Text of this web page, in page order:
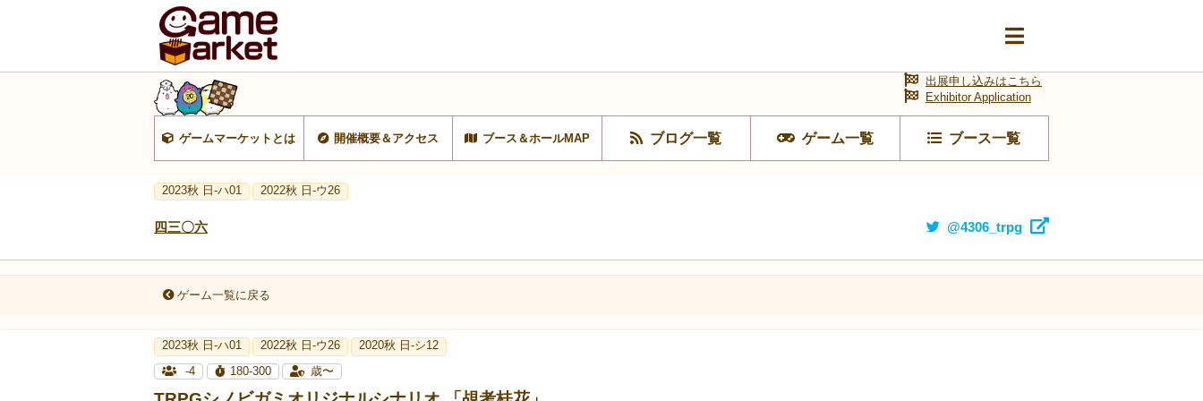
ゲームマーケットとは 開催概要＆アクセス ブース＆ホールMAP ブログ一覧 ゲーム一覧 ブース一覧
出展申し込みはこちら
Exhibitor Application
2023秋 日-ハ01 2022秋 日-ウ26
四三〇六 @4306_trpg
ゲーム一覧に戻る
2023秋 日-ハ01 2022秋 日-ウ26
2020秋 日-シ12
-4
180-300 歳〜